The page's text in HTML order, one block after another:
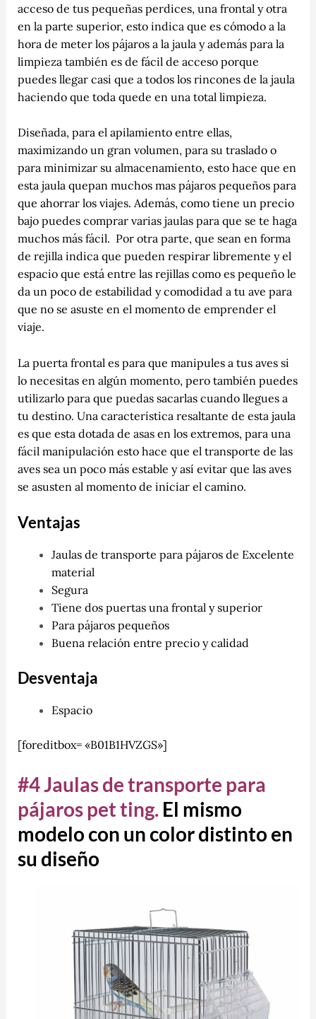
acceso de tus pequeñas perdices, una frontal y otra
en la parte superior, esto indica que es cómodo a la
hora de meter los pájaros a la jaula y además para la
limpieza también es de fácil de acceso porque
puedes llegar casi que a todos los rincones de la jaula
haciendo que toda quede en una total limpieza.
Diseñada, para el apilamiento entre ellas,
maximizando un gran volumen, para su traslado o
para minimizar su almacenamiento, esto hace que en
esta jaula quepan muchos mas pájaros pequeños para
que ahorrar los viajes. Además, como tiene un precio
bajo puedes comprar varias jaulas para que se te haga
muchos más fácil. Por otra parte, que sean en forma
de rejilla indica que pueden respirar libremente y el
espacio que está entre las rejillas como es pequeño le
da un poco de estabilidad y comodidad a tu ave para
que no se asuste en el momento de emprender el
viaje.
La puerta frontal es para que manipules a tus aves si
lo necesitas en algún momento, pero también puedes
utilizarlo para que puedas sacarlas cuando llegues a
tu destino. Una característica resaltante de esta jaula
es que esta dotada de asas en los extremos, para una
fácil manipulación esto hace que el transporte de las
aves sea un poco más estable y así evitar que las aves
se asusten al momento de iniciar el camino.
Ventajas
Jaulas de transporte para pájaros de Excelente
material
Segura
Tiene dos puertas una frontal y superior
Para pájaros pequeños
Buena relación entre precio y calidad
Desventaja
Espacio
[foreditbox= «B01B1HVZGS»]
#4 Jaulas de transporte para
pájaros pet ting. El mismo
modelo con un color distinto en
su diseño